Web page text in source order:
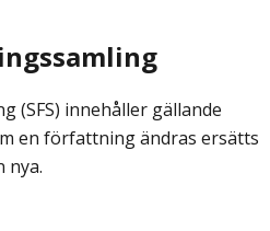
(SFS) innehåller gällande
en författning ändras ersätts
nya.